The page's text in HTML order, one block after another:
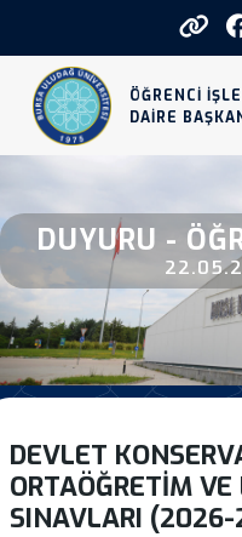
ÖĞRENCİ
DAİRE
Devlet
DUYURU -
DEVLET
ORTAÖĞRETIM
SINAVLARI